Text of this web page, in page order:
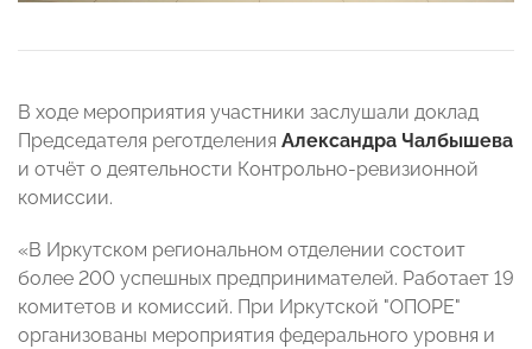
В ходе мероприятия участники заслушали доклад
Председателя реготделения Александра Чалбышева
и отчёт о деятельности Контрольно-ревизионной
комиссии.
«В Иркутском региональном отделении состоит
более 200 успешных предпринимателей. Работает 19
комитетов и комиссий. При Иркутской "ОПОРЕ"
организованы мероприятия федерального уровня и